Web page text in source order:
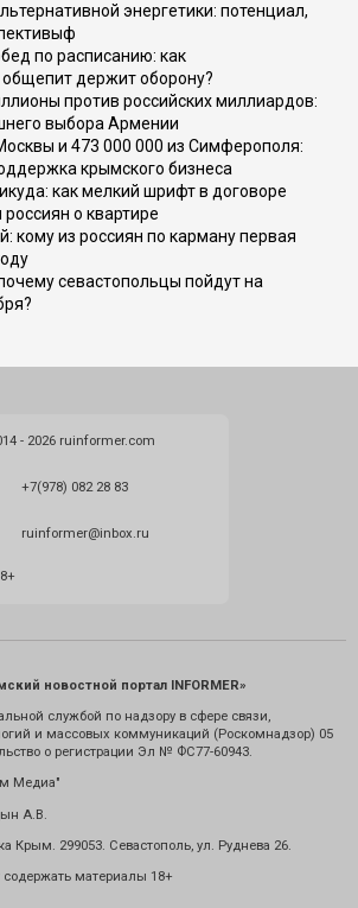
энергетики: потенциал,
по расписанию: как
общепит держит оборону?
против российских миллиардов:
выбора Армении
и 473 000 000 из Симферополя:
крымского бизнеса
как мелкий шрифт в договоре
о квартире
кому из россиян по карману первая
севастопольцы пойдут на
- 2026 ruinformer.com
+7(978) 082 28 83
ruinformer@inbox.ru
новостной портал INFORMER»
службой по надзору в сфере связи,
и массовых коммуникаций (Роскомнадзор) 05
о регистрации Эл № ФС77-60943.
Медиа"
А.В.
Крым. 299053. Севастополь, ул. Руднева 26.
материалы 18+